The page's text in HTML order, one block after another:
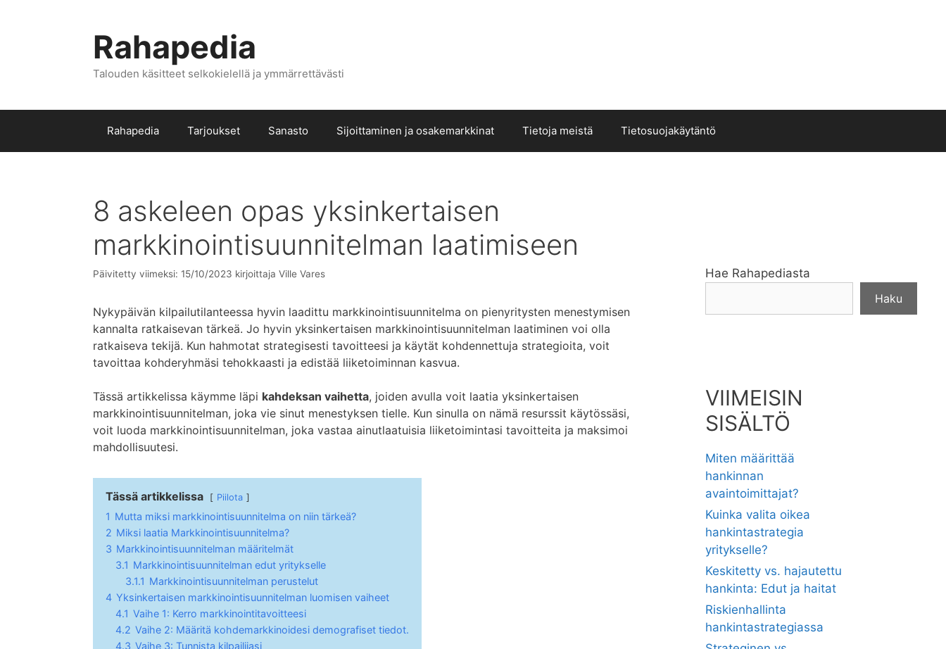
Rahapedia
Talouden käsitteet selkokielellä ja ymmärrettävästi
Rahapedia Tarjoukset Sanasto Sijoittaminen ja osakemarkkinat Tietoja meistä Tietosuojakäytäntö
8 askeleen opas yksinkertaisen
markkinointisuunnitelman laatimiseen
Päivitetty viimeksi: 15/10/2023 kirjoittaja Ville Vares
Nykypäivän kilpailutilanteessa hyvin laadittu markkinointisuunnitelma on pienyritysten menestymisen
kannalta ratkaisevan tärkeä. Jo hyvin yksinkertaisen markkinointisuunnitelman laatiminen voi olla
ratkaiseva tekijä. Kun hahmotat strategisesti tavoitteesi ja käytät kohdennettuja strategioita, voit
tavoittaa kohderyhmäsi tehokkaasti ja edistää liiketoiminnan kasvua.
Tässä artikkelissa käymme läpi kahdeksan vaihetta, joiden avulla voit laatia yksinkertaisen
markkinointisuunnitelman, joka vie sinut menestyksen tielle. Kun sinulla on nämä resurssit käytössäsi,
voit luoda markkinointisuunnitelman, joka vastaa ainutlaatuisia liiketoimintasi tavoitteita ja maksimoi
mahdollisuutesi.
Tässä artikkelissa Piilota
1 Mutta miksi markkinointisuunnitelma on niin tärkeä?
2 Miksi laatia Markkinointisuunnitelma?
3 Markkinointisuunnitelman määritelmät
3.1 Markkinointisuunnitelman edut yritykselle
3.1.1 Markkinointisuunnitelman perustelut
4 Yksinkertaisen markkinointisuunnitelman luomisen vaiheet
4.1 Vaihe 1: Kerro markkinointitavoitteesi
4.2 Vaihe 2: Määritä kohdemarkkinoidesi demografiset tiedot.
4.3 Vaihe 3: Tunnista kilpailijasi
Hae Rahapediasta
Haku
VIIMEISIN
SISÄLTÖ
Miten määrittää
hankinnan
avaintoimittajat?
Kuinka valita oikea
hankintastrategia
yritykselle?
Keskitetty vs. hajautettu
hankinta: Edut ja haitat
Riskienhallinta
hankintastrategiassa